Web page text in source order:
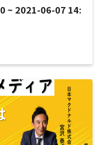
~ 2021-06-07 14: